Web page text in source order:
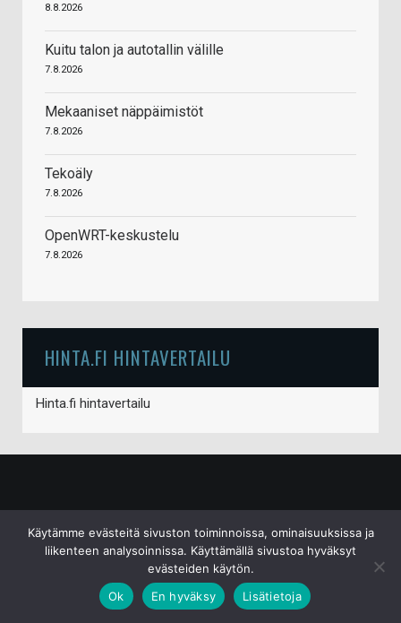
8.8.2026
Kuitu talon ja autotallin välille
7.8.2026
Mekaaniset näppäimistöt
7.8.2026
Tekoäly
7.8.2026
OpenWRT-keskustelu
7.8.2026
HINTA.FI HINTAVERTAILU
Hinta.fi hintavertailu
Käytämme evästeitä sivuston toiminnoissa, ominaisuuksissa ja
liikenteen analysoinnissa. Käyttämällä sivustoa hyväksyt
evästeiden käytön.
Ok
En hyväksy Lisätietoja